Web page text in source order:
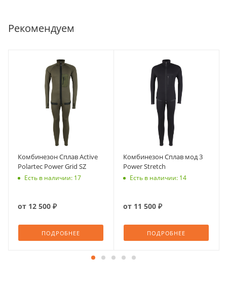
Рекомендуем
Комбинезон Сплав Active
Polartec Power Grid SZ
Есть в наличии: 17
от 12 500 ₽
ПОДРОБНЕЕ
Комбинезон Сплав мод 3
Power Stretch
Есть в наличии: 14
от 11 500 ₽
ПОДРОБНЕЕ